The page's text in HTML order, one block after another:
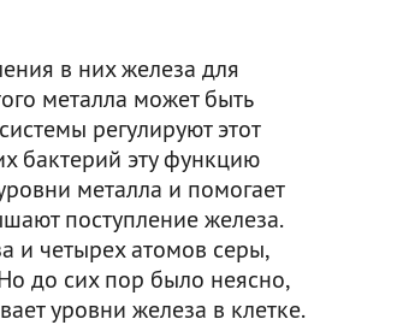
в них железа для
металла может быть
регулируют этот
бактерий эту функцию
металла и помогает
поступление железа.
и четырех атомов серы,
до сих пор было неясно,
уровни железа в клетке.